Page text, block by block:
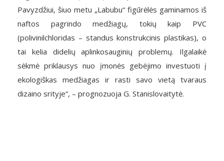
Pavyzdžiui, šiuo metu „Labubu“ figūrėlės gaminamos iš
naftos pagrindo medžiagų, tokių kaip PVC
(polivinilchloridas – standus konstrukcinis plastikas), o
tai kelia didelių aplinkosauginių problemų. Ilgalaikė
sėkmė priklausys nuo įmonės gebėjimo investuoti į
ekologiškas medžiagas ir rasti savo vietą tvaraus
dizaino srityje“, – prognozuoja G. Stanislovaitytė.